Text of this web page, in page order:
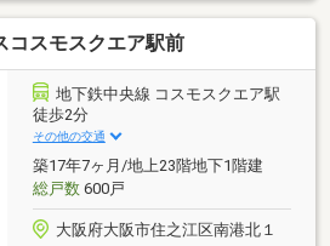
台 ・洗濯防水パン・給湯器新調・床
替・CF（トイレ・洗面）貼替 ・クロス
襖、障子貼替・ハウスクリーニング
タン（フリーダイヤル）からご内覧
スムーズです♪※当社では、スーモや
等に掲載中のマンション・戸建もま
能です♪
コスモスクエア駅前
地下鉄中央線 コスモスクエア駅
徒歩2分
その他の交通
築17年7ヶ月/地上23階地下1階建
総戸数600戸
大阪府大阪市住之江区南港北１